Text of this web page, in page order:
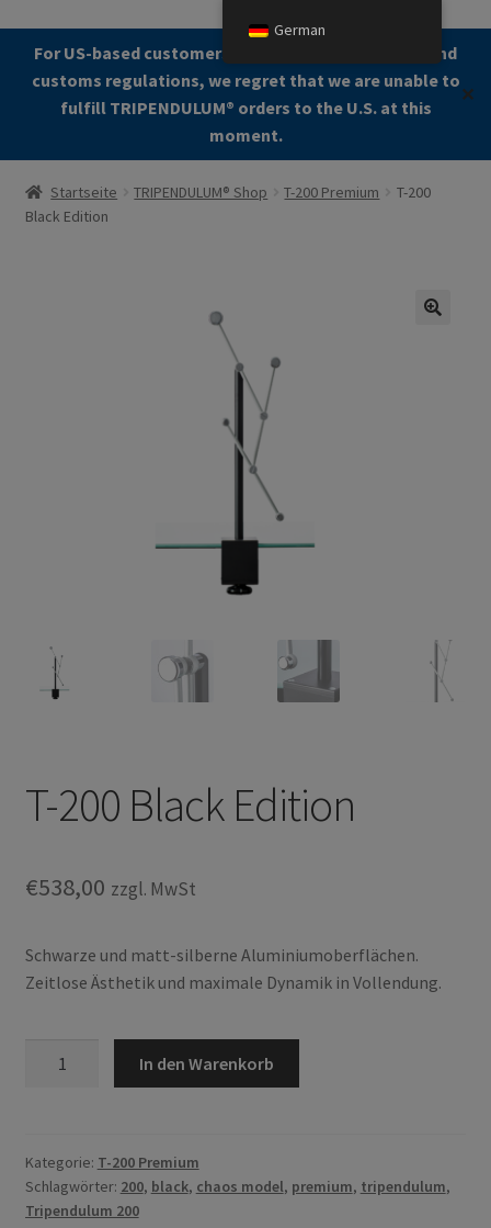
For US-based customers: Due to current shipping and
customs regulations, we regret that we are unable to
fulfill TRIPENDULUM®️ orders to the U.S. at this
moment.
✕
Menü
Start
About
Startseite TRIPENDULUM® Shop T-200 Premium
T-200
Black Edition
T-200 Black Edition
€538,00 zzgl. MwSt
Schwarze und matt-silberne Aluminiumoberflächen.
Zeitlose Ästhetik und maximale Dynamik in Vollendung.
Menge
In den Warenkorb
Kategorie: T-200 Premium
Schlagwörter: 200, black, chaos model, premium, tripendulum,
Tripendulum 200
German